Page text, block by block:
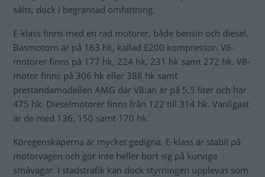
sålts, dock i begränsad omfattning.
E-klass finns med en rad motorer, både bensin och diesel.
Basmotorn är på 163 hk, kallad E200 kompressor. V6-
motorer finns på 177 hk, 224 hk, 231 hk samt 272 hk. V8-
motor finns på 306 hk eller 388 hk samt
prestandamodellen AMG där V8:an är på 5,5 liter och har
475 hk. Dieselmotorer finns från 122 till 314 hk. Vanligast
är de med 136, 150 samt 170 hk.
Köregenskaperna är mycket gedigna, E-klass är stabil på
motorvägen och gör inte heller bort sig på kurviga
småvägar. I stadstrafik kan dock styrningen upplevas som